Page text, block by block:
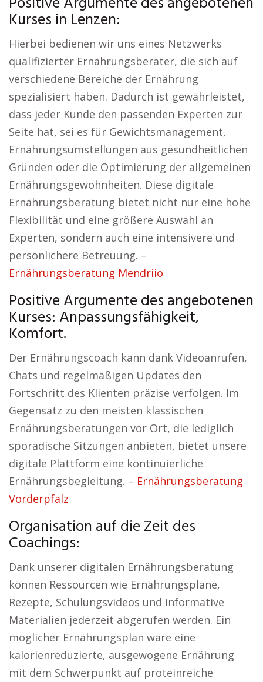
Kurses in Lenzen:
Hierbei bedienen wir uns eines Netzwerks
qualifizierter Ernährungsberater, die sich auf
verschiedene Bereiche der Ernährung
spezialisiert haben. Dadurch ist gewährleistet,
dass jeder Kunde den passenden Experten zur
Seite hat, sei es für Gewichtsmanagement,
Ernährungsumstellungen aus gesundheitlichen
Gründen oder die Optimierung der allgemeinen
Ernährungsgewohnheiten. Diese digitale
Ernährungsberatung bietet nicht nur eine hohe
Flexibilität und eine größere Auswahl an
Experten, sondern auch eine intensivere und
persönlichere Betreuung. –
Ernährungsberatung Mendriio
Positive Argumente des angebotenen
Kurses: Anpassungsfähigkeit,
Komfort.
Der Ernährungscoach kann dank Videoanrufen,
Chats und regelmäßigen Updates den
Fortschritt des Klienten präzise verfolgen. Im
Gegensatz zu den meisten klassischen
Ernährungsberatungen vor Ort, die lediglich
sporadische Sitzungen anbieten, bietet unsere
digitale Plattform eine kontinuierliche
Ernährungsbegleitung. – Ernährungsberatung
Vorderpfalz
Organisation auf die Zeit des
Coachings:
Dank unserer digitalen Ernährungsberatung
können Ressourcen wie Ernährungspläne,
Rezepte, Schulungsvideos und informative
Materialien jederzeit abgerufen werden. Ein
möglicher Ernährungsplan wäre eine
kalorienreduzierte, ausgewogene Ernährung
mit dem Schwerpunkt auf proteinreiche